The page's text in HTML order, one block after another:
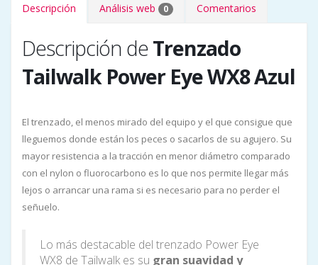
Descripción Análisis web 0 Comentarios
Descripción deTrenzado
Tailwalk Power Eye WX8 Azul
El trenzado, el menos mirado del equipo y el que consigue que
lleguemos donde están los peces o sacarlos de su agujero. Su
mayor resistencia a la tracción en menor diámetro comparado
con el nylon o fluorocarbono es lo que nos permite llegar más
lejos o arrancar una rama si es necesario para no perder el
señuelo.
Lo más destacable del trenzado Power Eye
WX8 de Tailwalk es su gran suavidad y